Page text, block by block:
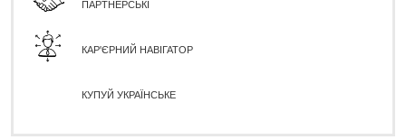
ПАРТНЕРСЬКІ
КАР'ЄРНИЙ НАВІГАТОР
КУПУЙ УКРАЇНСЬКЕ